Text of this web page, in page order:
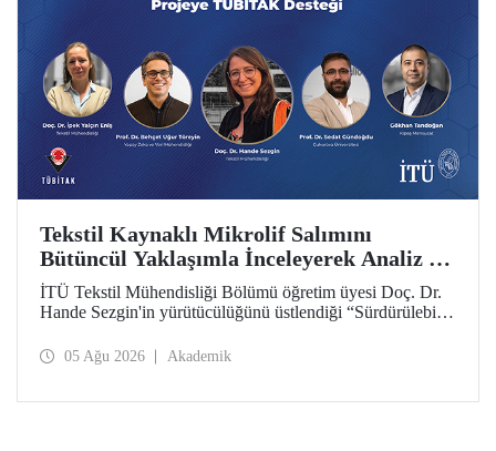
Tekstil Kaynaklı Mikrolif Salımını
Bütüncül Yaklaşımla İnceleyerek Analiz ve
Azaltım Stratejileri Geliştirecek Projeye
TÜBİTAK Desteği
İTÜ Tekstil Mühendisliği Bölümü öğretim üyesi Doç. Dr.
Hande Sezgin'in yürütücülüğünü üstlendiği “Sürdürülebilir
Koşullarına Bağlı Mikrolif Salımı: Aşınma, UV Maruziyeti
05 Ağu 2026 Akademik